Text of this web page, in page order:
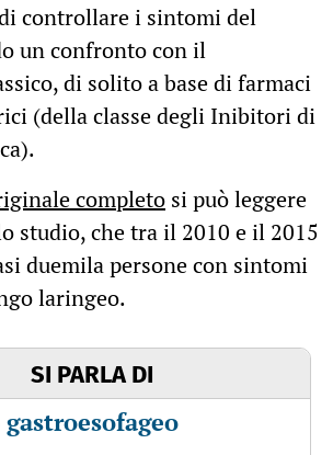
controllare i sintomi del
un confronto con il
di solito a base di farmaci
(della classe degli Inibitori di
completo si può leggere
studio, che tra il 2010 e il 2015
duemila persone con sintomi
laringeo.
SI PARLA DI